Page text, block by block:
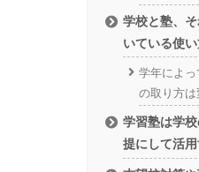
学校と塾、
いている使
学年によっ
の取り方は
学習塾は学
提にして活